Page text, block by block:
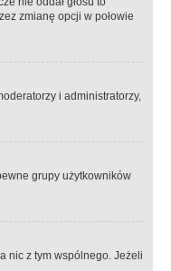
zmianę opcji w połowie
i administratorzy,
grupy użytkowników
nic z tym wspólnego. Jeżeli